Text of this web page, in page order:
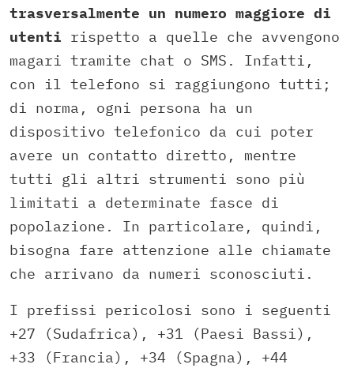
trasversalmente un numero maggiore di
utenti rispetto a quelle che avvengono
magari tramite chat o SMS. Infatti,
con il telefono si raggiungono tutti;
di norma, ogni persona ha un
dispositivo telefonico da cui poter
avere un contatto diretto, mentre
tutti gli altri strumenti sono più
limitati a determinate fasce di
popolazione. In particolare, quindi,
bisogna fare attenzione alle chiamate
che arrivano da numeri sconosciuti.
I prefissi pericolosi sono i seguenti
+27 (Sudafrica), +31 (Paesi Bassi),
+33 (Francia), +34 (Spagna), +44